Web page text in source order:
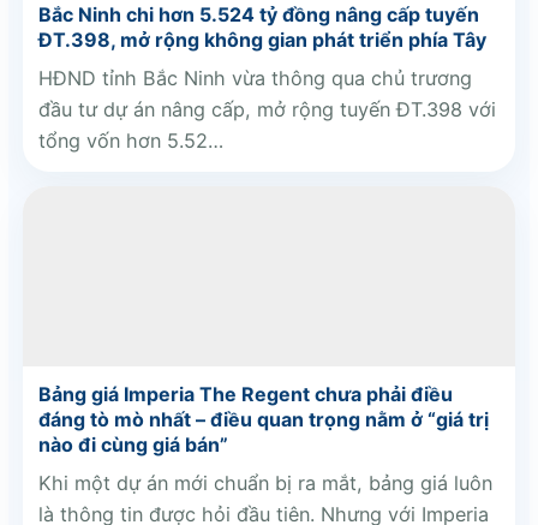
Bắc Ninh chi hơn 5.524 tỷ đồng nâng cấp tuyến
ĐT.398, mở rộng không gian phát triển phía Tây
HĐND tỉnh Bắc Ninh vừa thông qua chủ trương
đầu tư dự án nâng cấp, mở rộng tuyến ĐT.398 với
tổng vốn hơn 5.52…
Bảng giá Imperia The Regent chưa phải điều
đáng tò mò nhất – điều quan trọng nằm ở “giá trị
nào đi cùng giá bán”
Khi một dự án mới chuẩn bị ra mắt, bảng giá luôn
là thông tin được hỏi đầu tiên. Nhưng với Imperia